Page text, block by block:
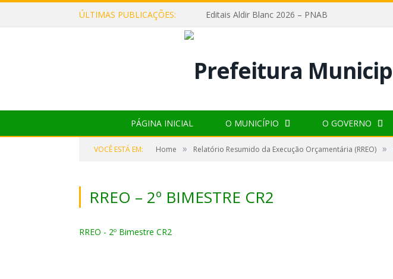
ÚLTIMAS PUBLICAÇÕES: Editais Aldir Blanc 2026 – PNAB
PÁGINA INICIAL O MUNICÍPIO O GOVERNO
VOCÊ ESTÁ EM: Home » Relatório Resumido da Execução Orçamentária (RREO) »
RREO – 2º BIMESTRE CR2
RREO - 2º Bimestre CR2